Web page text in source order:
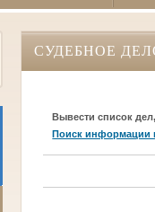
СУДЕБНОЕ
Вывести список
Поиск информации